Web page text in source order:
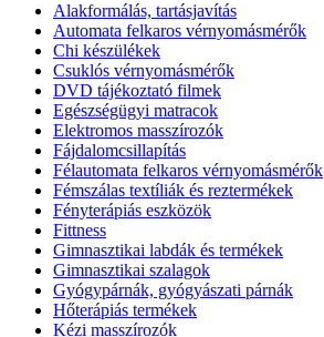
Alakformálás, tartásjavítás
Automata felkaros vérnyomásmérők
Chi készülékek
Csuklós vérnyomásmérők
DVD tájékoztató filmek
Egészségügyi matracok
Elektromos masszírozók
Fájdalomcsillapítás
Félautomata felkaros vérnyomásmérők
Fémszálas textíliák és reztermékek
Fényterápiás eszközök
Fittness
Gimnasztikai labdák és termékek
Gimnasztikai szalagok
Gyógypárnák, gyógyászati párnák
Hőterápiás termékek
Kézi masszírozók